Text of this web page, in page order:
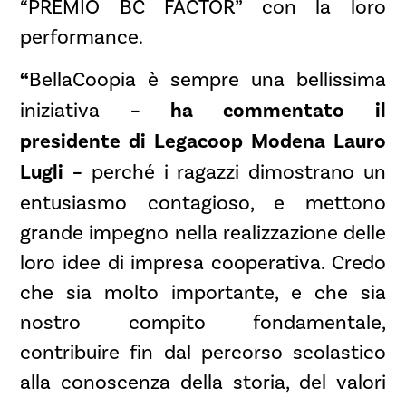
“PREMIO BC FACTOR” con la loro
performance.
“BellaCoopia è sempre una bellissima
iniziativa – ha commentato il
presidente di Legacoop Modena Lauro
Lugli – perché i ragazzi dimostrano un
entusiasmo contagioso, e mettono
grande impegno nella realizzazione delle
loro idee di impresa cooperativa. Credo
che sia molto importante, e che sia
nostro compito fondamentale,
contribuire fin dal percorso scolastico
alla conoscenza della storia, del valori